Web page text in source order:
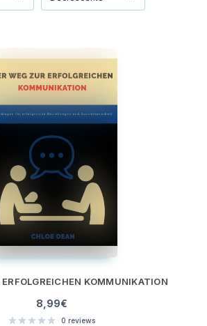
ERFOLGREICHEN KOMMUNIKATION
8,99€
0 reviews